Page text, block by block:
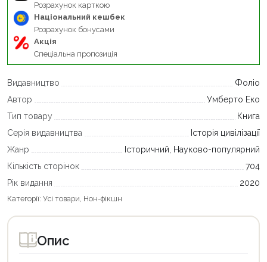
Розрахунок карткою
Національний кешбек
Розрахунок бонусами
Акція
Спеціальна пропозиція
Видавництво
Фоліо
Автор
Умберто Еко
Тип товару
Книга
Серія видавництва
Історія цивілізації
Жанр
Історичний, Науково-популярний
Кількість сторінок
704
Рік видання
2020
Категорії: Усі товари Нон-фікшн
Опис